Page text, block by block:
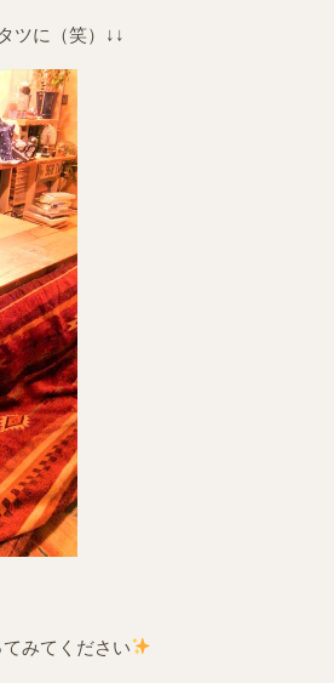
ツに（笑）↓↓
みてください